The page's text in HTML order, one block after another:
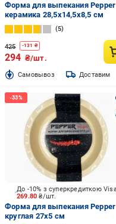
Форма для выпекания Pepper
керамика 28,5х14,5х8,5 см
5
425 -131 ₴
294 ₴/шт.
Cамовывоз Доставим
269.80₴/шт.
Форма для выпекания Pepper
круглая 27х5 см